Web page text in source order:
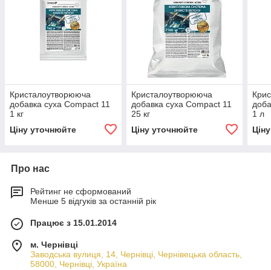
Кристалоутворююча
добавка суха Compact 11
1 кг
Ціну уточнюйте
Кристалоутворююча
добавка суха Compact 11
25 кг
Ціну уточнюйте
1 л
Про нас
Рейтинг не сформований
Менше 5 відгуків за останній рік
Працює з 15.01.2014
м. Чернівці
Заводська вулиця, 14, Чернівці, Чернівецька область,
58000, Чернівці, Україна